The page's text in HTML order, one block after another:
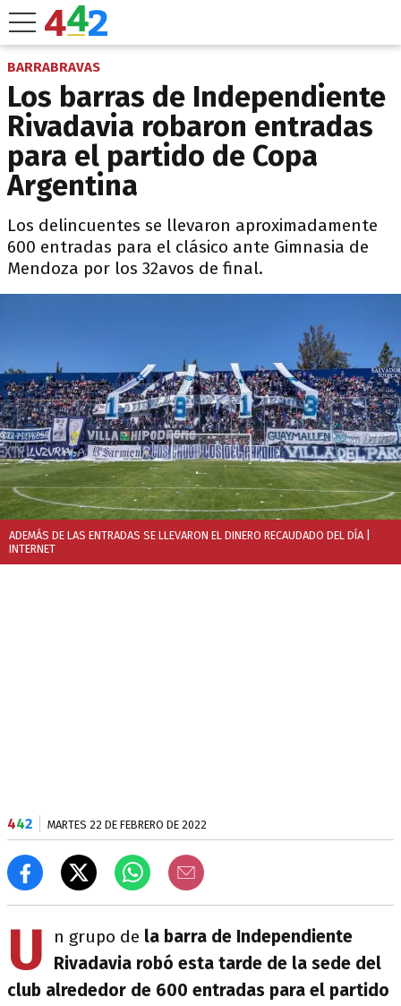
BARRABRAVAS
Los barras de Independiente
Rivadavia robaron entradas
para el partido de Copa
Argentina
Los delincuentes se llevaron aproximadamente
600 entradas para el clásico ante Gimnasia de
Mendoza por los 32avos de final.
ADEMÁS DE LAS ENTRADAS SE LLEVARON EL DINERO RECAUDADO DEL DÍA
INTERNET
442 MARTES 22 DE FEBRERO DE 2022
U n grupo de la barra de Independiente
Rivadavia robó esta tarde de la sede del
club alrededor de 600 entradas para el partido